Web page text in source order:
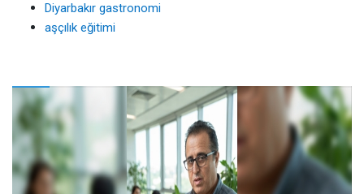
Diyarbakır gastronomi
aşçılık eğitimi